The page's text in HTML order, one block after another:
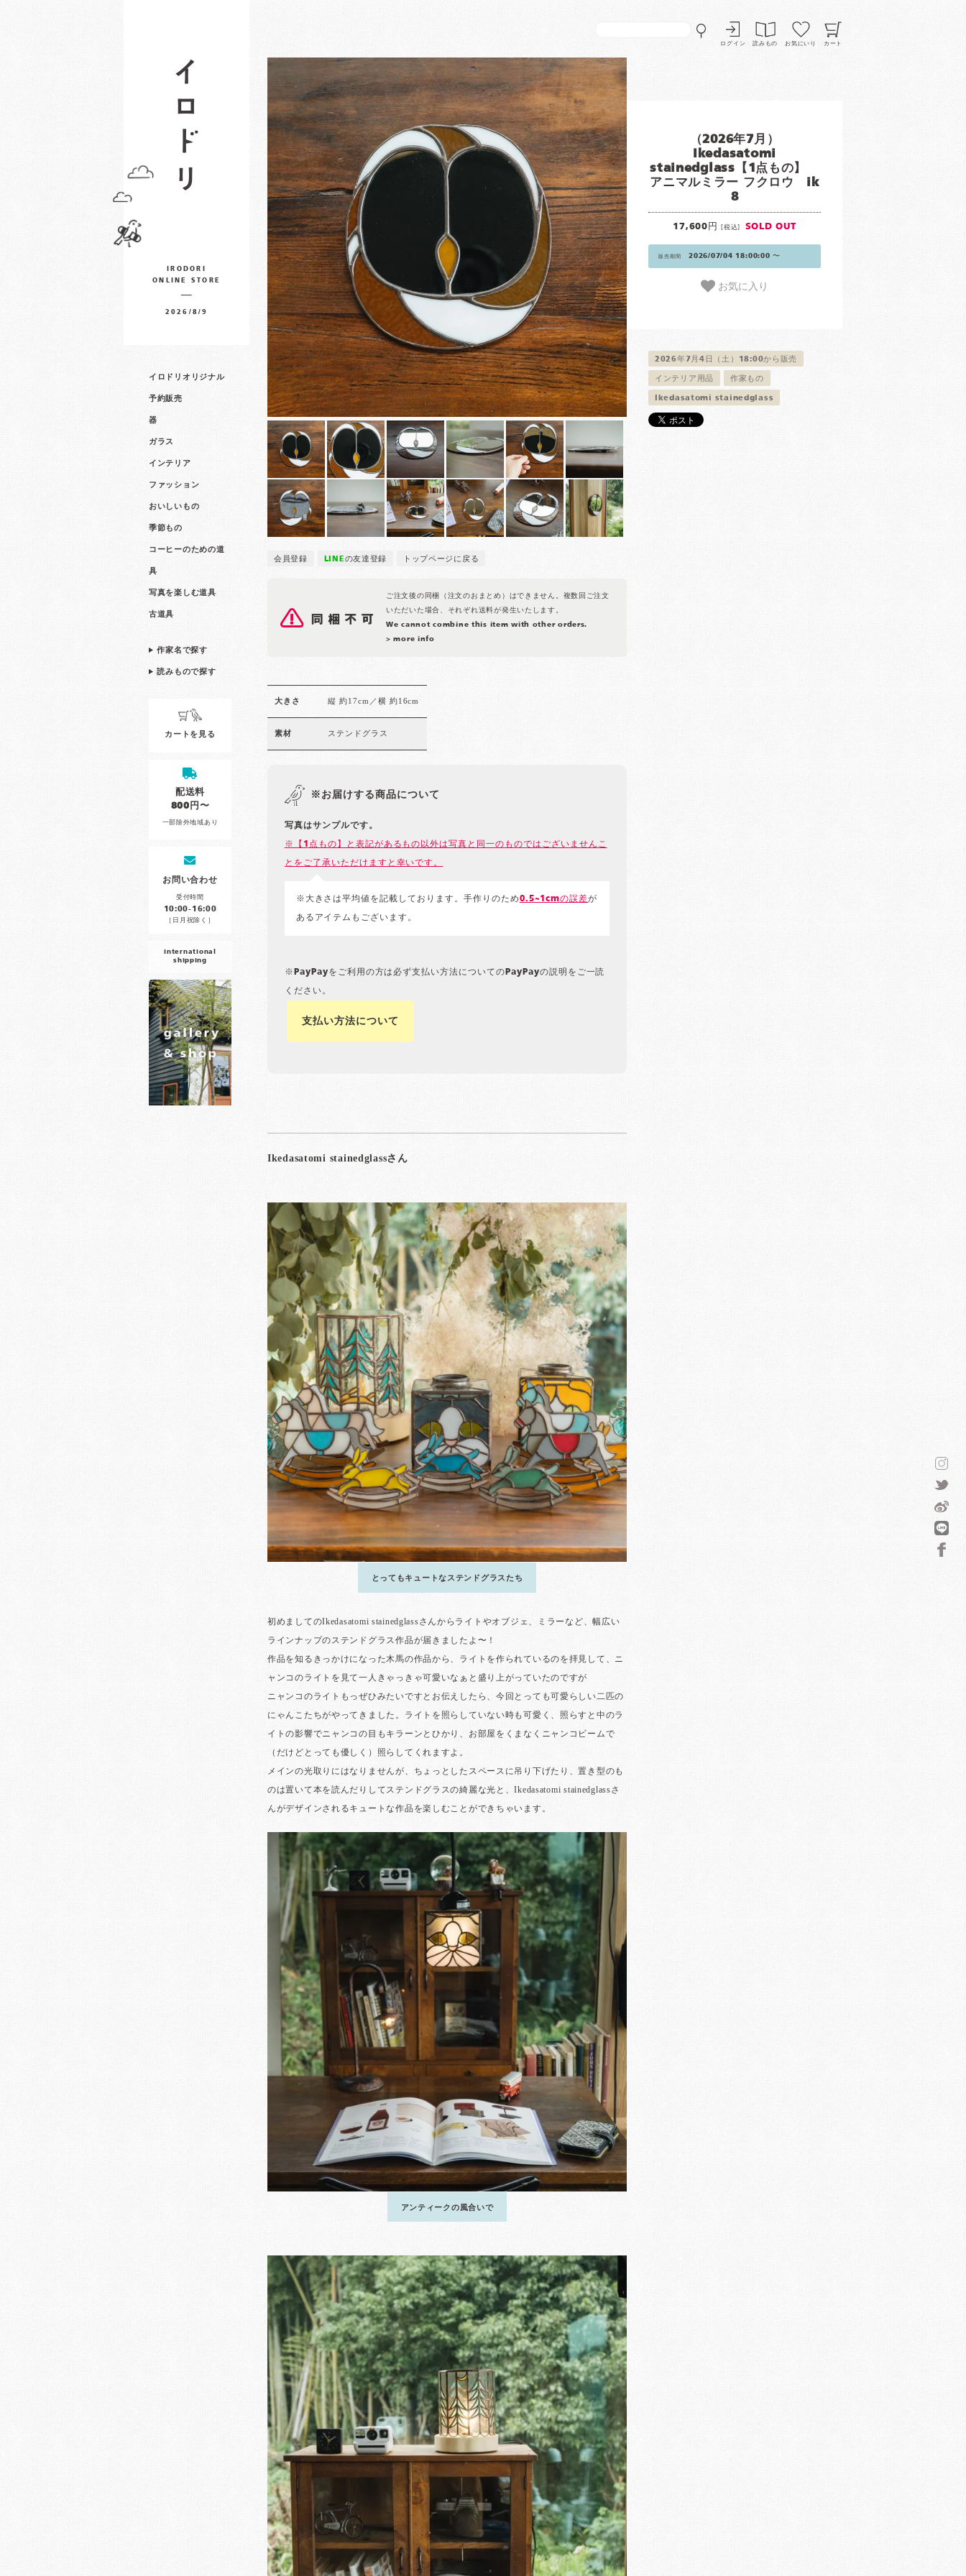
ログイン 読みもの お気にいり カート
IRODORI
ONLINE STORE
2026/8/9
イロドリオリジナル
予約販売
器
ガラス
インテリア
ファッション
おいしいもの
季節もの
コーヒーのための道
具
写真を楽しむ道具
古道具
作家名で探す
読みもので探す
カートを見る
配送料
800円〜
一部除外地域あり
お問い合わせ
受付時間
10:00-16:00
［日月祝除く］
international
shipping
会員登録 LINEの友達登録 トップページに戻る
ご注文後の同梱（注文のおまとめ）はできません。複数回ご注文
いただいた場合、それぞれ送料が発生いたします。
We cannot combine this item with other orders.
> more info
（2026年7月）
Ikedasatomi
stainedglass【1点もの】
アニマルミラー フクロウ ik
8
17,600円[税込] SOLD OUT
販売期間 2026/07/04 18:00:00 〜
お気に入り
2026年7月4日（土）18:00から販売
インテリア用品 作家もの
Ikedasatomi stainedglass
大きさ 縦 約17cm／横 約16cm
素材 ステンドグラス
※お届けする商品について
写真はサンプルです。
※【1点もの】と表記があるもの以外は写真と同一のものではございませんこ
とをご了承いただけますと幸いです。
※大きさは平均値を記載しております。手作りのため0.5~1cmの誤差が
あるアイテムもございます。
※PayPayをご利用の方は必ず支払い方法についてのPayPayの説明をご一読
ください。
支払い方法について